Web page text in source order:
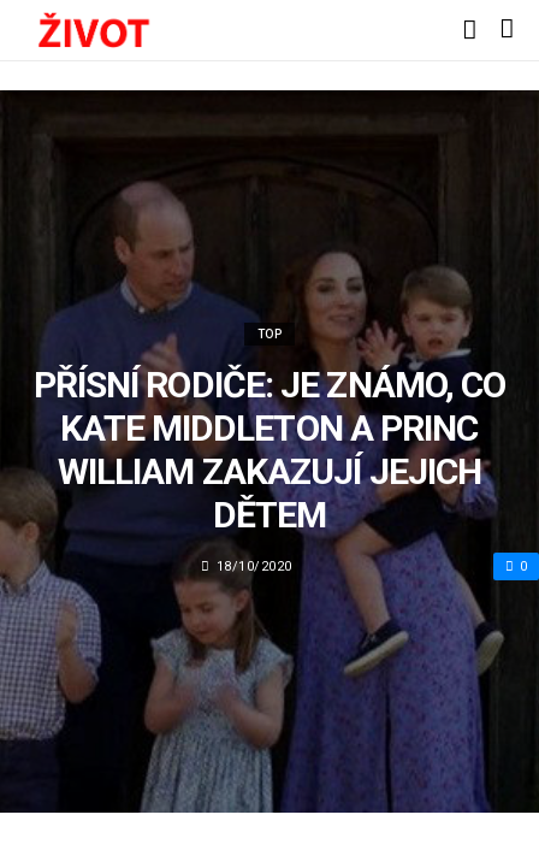
TOP
PŘÍSNÍ RODIČE: JE ZNÁMO, CO
KATE MIDDLETON A PRINC
WILLIAM ZAKAZUJÍ JEJICH
DĚTEM
18/10/2020 0